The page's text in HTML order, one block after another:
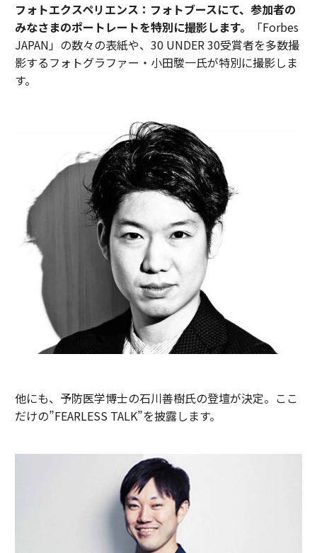
フォトエクスペリエンス：フォトブースにて、参加者の
みなさまのポートレートを特別に撮影します。
「Forbes
JAPAN」の数々の表紙や、30 UNDER 30受賞者を多数撮
影するフォトグラファー・小田駿一氏が特別に撮影しま
す。
他にも、予防医学博士の石川善樹氏の登壇が決定。ここ
だけの”FEARLESS TALK”を披露します。